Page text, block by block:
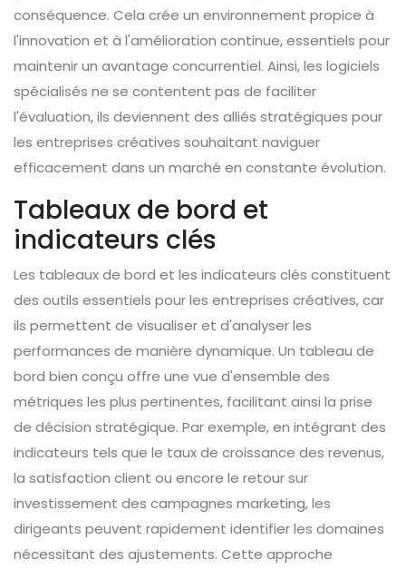
conséquence. Cela crée un environnement propice à
l'innovation et à l'amélioration continue, essentiels pour
maintenir un avantage concurrentiel. Ainsi, les logiciels
spécialisés ne se contentent pas de faciliter
l'évaluation, ils deviennent des alliés stratégiques pour
les entreprises créatives souhaitant naviguer
efficacement dans un marché en constante évolution.
Tableaux de bord et
indicateurs clés
Les tableaux de bord et les indicateurs clés constituent
des outils essentiels pour les entreprises créatives, car
ils permettent de visualiser et d'analyser les
performances de manière dynamique. Un tableau de
bord bien conçu offre une vue d'ensemble des
métriques les plus pertinentes, facilitant ainsi la prise
de décision stratégique. Par exemple, en intégrant des
indicateurs tels que le taux de croissance des revenus,
la satisfaction client ou encore le retour sur
investissement des campagnes marketing, les
dirigeants peuvent rapidement identifier les domaines
nécessitant des ajustements. Cette approche